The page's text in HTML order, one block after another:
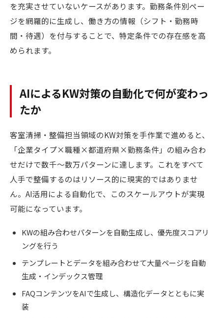
を充実させていないケースがあります。勤務条件別ペー
ジを網羅的に生成し、働き方の情報（シフト・勤務時
間・待遇）を付与することで、特定条件での存在感を高
められます。
AIによるKW対策の自動化で何が変わっ
たか
客室清掃・整備担当領域のKW対策を手作業で進めると、
「企業タイプ×職種×都道府県×勤務条件」の組み合わ
せだけで数千〜数万パターンに達します。これをすべて
人手で整備するのはリソース的に現実的ではありませ
ん。AI活用による自動化で、このスケールアウトが実現
可能になっています。
KWの組み合わせパターンを自動生成し、優先度スコアリ
ングを行う
テンプレートとデータを組み合わせて大量ページを自動
生成・インデックス管理
FAQコンテンツをAIで生成し、構造化データとともに実
装